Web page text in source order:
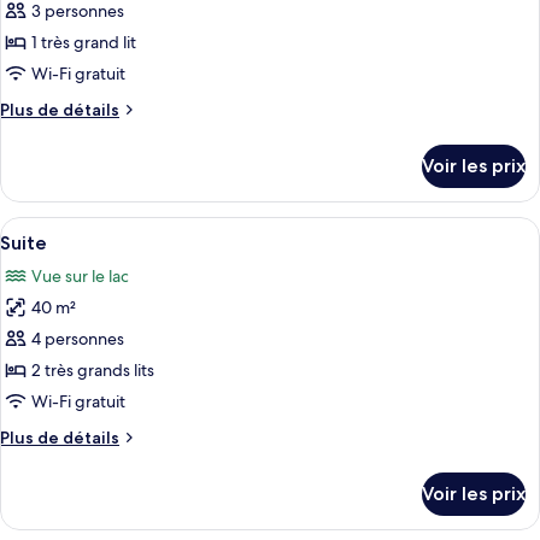
pour
ce
type
chambre :
3 personnes
1 très grand lit
Wi-Fi gratuit
Plus de détails
Plus
le
type
de
Chambre
Double
Voir les prix
Afficher
toutes
les
photos
pour
ce
type
chambre :
Une chambre à coucher avec un lit,
5
Suite
Vue sur le lac
40 m²
4 personnes
2 très grands lits
Wi-Fi gratuit
Plus de détails
Plus
le
Voir les prix